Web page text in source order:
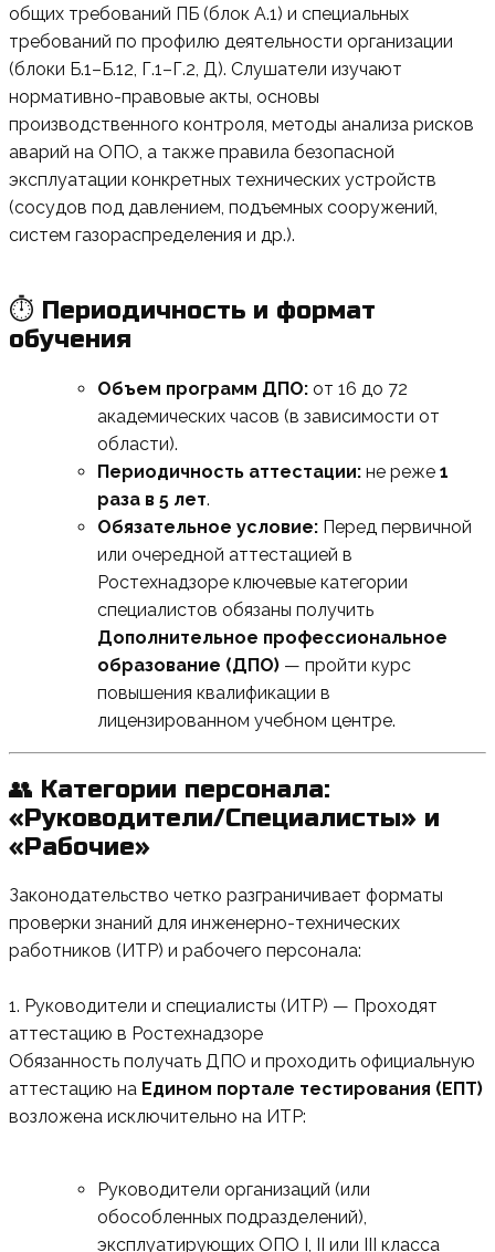
общих требований ПБ (блок А.1) и специальных
требований по профилю деятельности организации
(блоки Б.1–Б.12, Г.1–Г.2, Д). Слушатели изучают
нормативно-правовые акты, основы
производственного контроля, методы анализа рисков
аварий на ОПО, а также правила безопасной
эксплуатации конкретных технических устройств
(сосудов под давлением, подъемных сооружений,
систем газораспределения и др.).
⏱ Периодичность и формат
обучения
Объем программ ДПО: от 16 до 72
академических часов (в зависимости от
области).
Периодичность аттестации: не реже 1
раза в 5 лет.
Обязательное условие: Перед первичной
или очередной аттестацией в
Ростехнадзоре ключевые категории
специалистов обязаны получить
Дополнительное профессиональное
образование (ДПО) — пройти курс
повышения квалификации в
лицензированном учебном центре.
👥 Категории персонала:
«Руководители/Специалисты» и
«Рабочие»
Законодательство четко разграничивает форматы
проверки знаний для инженерно-технических
работников (ИТР) и рабочего персонала:
1. Руководители и специалисты (ИТР) — Проходят
аттестацию в Ростехнадзоре
Обязанность получать ДПО и проходить официальную
аттестацию на Едином портале тестирования (ЕПТ)
возложена исключительно на ИТР:
Руководители организаций (или
обособленных подразделений),
эксплуатирующих ОПО I, II или III класса